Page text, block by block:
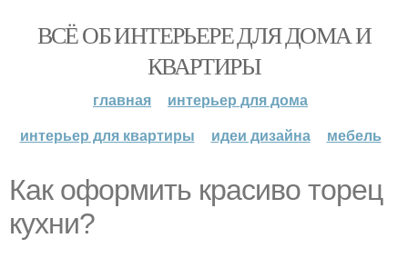
ВСЁ ОБ ИНТЕРЬЕРЕ ДЛЯ ДОМА И
КВАРТИРЫ
главная
интерьер для дома
интерьер для квартиры
идеи дизайна мебель
Как оформить красиво торец
кухни?